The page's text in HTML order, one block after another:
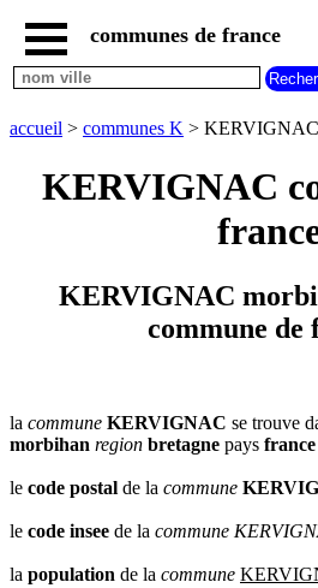
accueil
communes
regions
departement
H
K L M
N
O
P Q R S T
U
V
W X Y Z
communes de france
accueil > communes K > KERVIGNAC
KERVIGNAC
KERVIGNAC
commune de
la commune KERVIGNAC se trouve
morbihan region bretagne pays france
le code postal de la commune
le code insee de la commune
la population de la commune